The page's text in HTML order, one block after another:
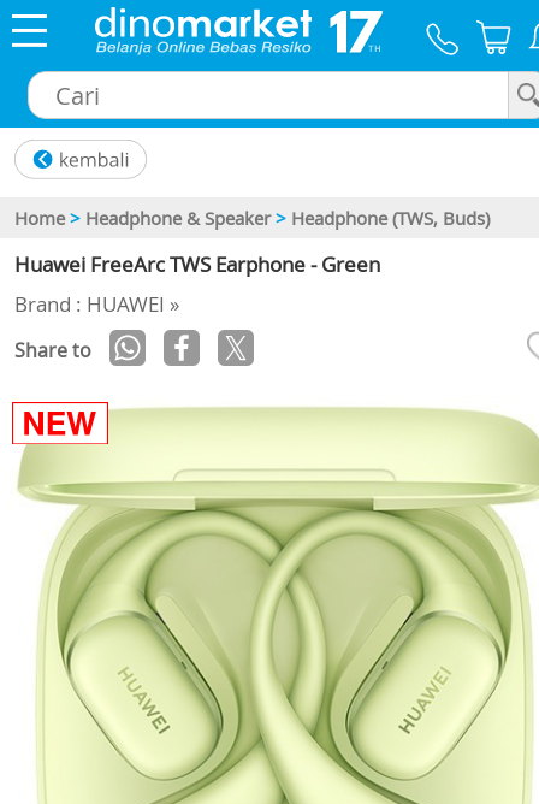
Home > Headphone & Speaker > Headphone (TWS, Buds)
Huawei FreeArc TWS Earphone - Green
Brand : HUAWEI »
Share to